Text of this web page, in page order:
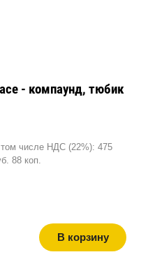
- компаунд, тюбик
числе НДС (22%): 475
88 коп.
В корзину